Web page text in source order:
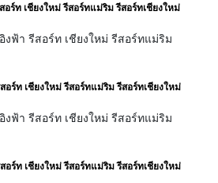
ร์ท เชียงใหม่ รีสอร์ทแม่ริม รีสอร์ทเชียงใหม่
ร์ท เชียงใหม่ รีสอร์ทแม่ริม รีสอร์ทเชียงใหม่
ร์ท เชียงใหม่ รีสอร์ทแม่ริม รีสอร์ทเชียงใหม่